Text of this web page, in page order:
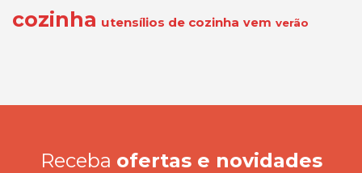
cozinha utensílios de cozinha vem verão
Receba ofertas e novidades